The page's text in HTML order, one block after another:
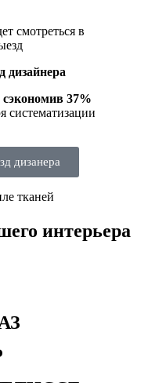
смотреться в
дизайнера
сэкономив 37%
систематизации
дизанера
тканей
интерьера